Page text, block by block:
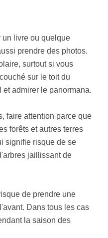
un livre ou quelque
prendre des photos.
surtout si vous
sur le toit du
admirer le panormana.
faire attention parce que
forêts et autres terres
signifie risque de se
jaillissant de
de prendre une
Dans tous les cas
la saison des